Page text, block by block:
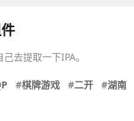
去提取一下IPA。
#棋牌游戏 #二开 #湖南